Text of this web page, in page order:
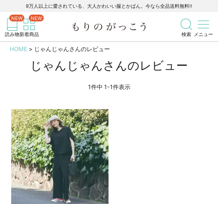
9万人以上に愛されている、大人かわいい服とかばん。今なら全品送料無料!!
読み物新着商品 検索 メニュー
商品を検索 記事を検索
HOME じゃんじゃんさんのレビュー
じゃんじゃんさんのレビュー
1件中 1-1件表示